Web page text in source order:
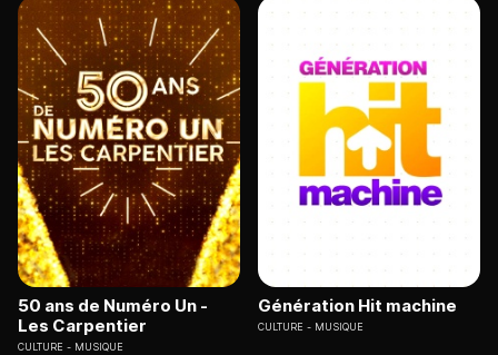
50 ans de Numéro Un -
Les Carpentier
CULTURE MUSIQUE
Génération Hit machine
CULTURE MUSIQUE